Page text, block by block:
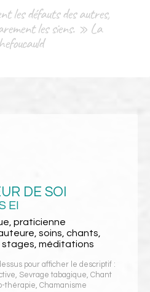
les défauts des autres,
les siens. » La
DE SOI
EI
praticienne
soins, chants,
méditations
pour afficher le descriptif :
, Sevrage tabagique, Chant
thérapie, Chamanisme